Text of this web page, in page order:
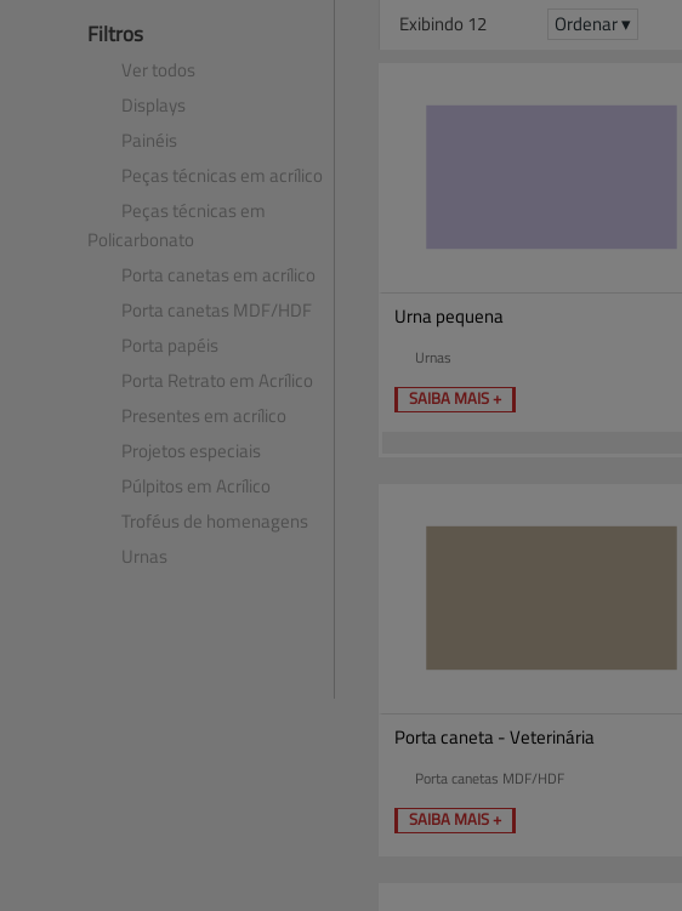
Filtros
Ver todos
Displays
Painéis
Peças técnicas em acrílico
Peças técnicas em
Policarbonato
Porta canetas em acrílico
Porta canetas MDF​/​HDF
Porta papéis
Porta Retrato em Acrílico
Presentes em acrílico
Projetos especiais
Púlpitos em Acrílico
Troféus de homenagens
Urnas
Exibindo 12 Ordenar ▾
Urna pequena
Urnas
SAIBA MAIS +
Porta caneta - Veterinária
Porta canetas MDF/HDF
SAIBA MAIS +